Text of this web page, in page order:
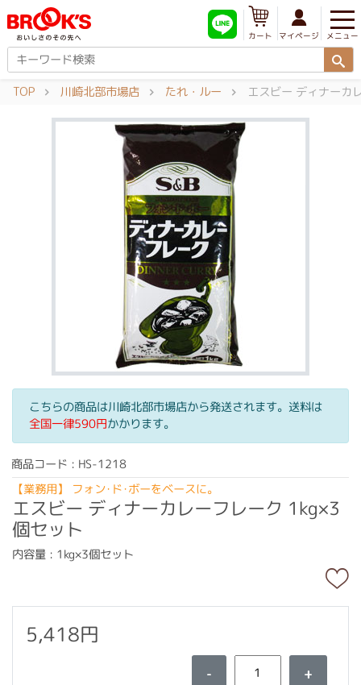
メニュー
マイページ
カート
TOP 川崎北部市場店 たれ・ルー エスビー ディナーカ
こちらの商品は川崎北部市場店から発送されます。送料は
全国一律590円かかります。
商品コード : HS-1218
【業務用】 フォン･ド･ボーをベースに。
エスビー ディナーカレーフレーク 1kg×3
個セット
内容量 : 1kg×3個セット
5,418円
- +